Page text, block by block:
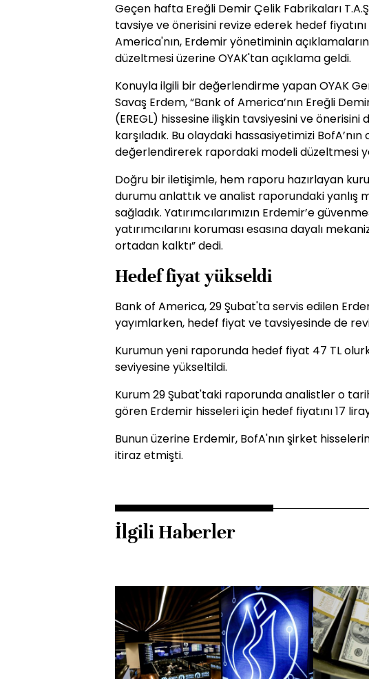
Geçen hafta Ereğli Demir Çelik Fabrikaları
tavsiye ve önerisini revize ederek hedef
America'nın, Erdemir yönetiminin
düzeltmesi üzerine OYAK'tan açıklama geldi.
Konuyla ilgili bir değerlendirme yapan OYAK
Savaş Erdem, “Bank of America’nın Ereğli
(EREGL) hissesine ilişkin tavsiyesini ve
karşıladık. Bu olaydaki hassasiyetimizi
değerlendirerek rapordaki modeli düzeltmesi
Doğru bir iletişimle, hem raporu hazırlayan
durumu anlattık ve analist raporundaki yanlış
sağladık. Yatırımcılarımızın Erdemir’e
yatırımcılarını koruması esasına dayalı
ortadan kalktı” dedi.
Hedef fiyat yükseldi
Bank of America, 29 Şubat'ta servis edilen
yayımlarken, hedef fiyat ve tavsiyesinde de
Kurumun yeni raporunda hedef fiyat 47 TL
seviyesine yükseltildi.
Kurum 29 Şubat'taki raporunda analistler o
gören Erdemir hisseleri için hedef fiyatını 17
Bunun üzerine Erdemir, BofA'nın şirket
itiraz etmişti.
İlgili Haberler